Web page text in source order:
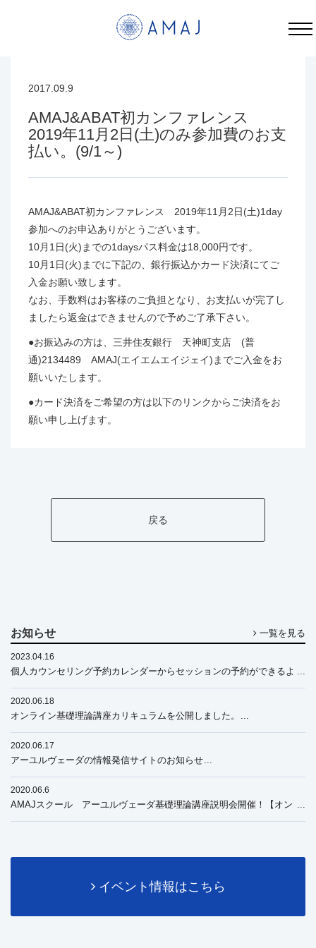
AMAJ&ABAT初カンファレンス 2019年11月2日(土)のみ参加費のお支払い。(9/1～) | AMAJ
2017.09.9
AMAJ&ABAT初カンファレンス
2019年11月2日(土)のみ参加費のお支
払い。(9/1～)
AMAJ&ABAT初カンファレンス 2019年11月2日(土)1day
参加へのお申込ありがとうございます。
10月1日(火)までの1daysパス料金は18,000円です。
10月1日(火)までに下記の、銀行振込かカード決済にてご
入金お願い致します。
なお、手数料はお客様のご負担となり、お支払いが完了し
ましたら返金はできませんので予めご了承下さい。
●お振込みの方は、三井住友銀行 天神町支店 (普
通)2134489 AMAJ(エイエムエイジェイ)までご入金をお
願いいたします。
●カード決済をご希望の方は以下のリンクからご決済をお
願い申し上げます。
戻る
お知らせ 一覧を見る
2023.04.16
個人カウンセリング予約カレンダーからセッションの予約ができるよ
2020.06.18
オンライン基礎理論講座カリキュラムを公開しました。
2020.06.17
アーユルヴェーダの情報発信サイトのお知らせ
2020.06.6
AMAJスクール アーユルヴェーダ基礎理論講座説明会開催！【オン
イベント情報はこちら